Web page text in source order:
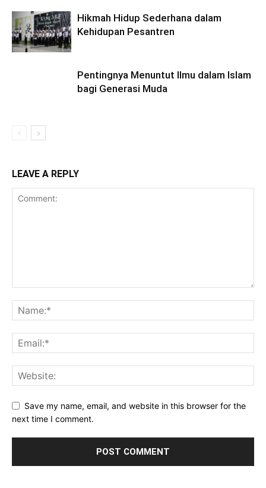
Hikmah Hidup Sederhana dalam
Kehidupan Pesantren
Pentingnya Menuntut Ilmu dalam Islam
bagi Generasi Muda
LEAVE A REPLY
Save my name, email, and website in this browser for the
next time I comment.